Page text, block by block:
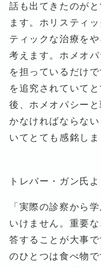
話も出てきたのが
ます。ホリスティ
ティックな治療を
考えます。ホメオ
を担っているだけ
を追究されていて
後、ホメオパシー
かなければならな
いてとても感銘しま
トレバー・ガン氏よ
「実際の診察から
いけません。重要
答することが大事
のひとつは食べ物